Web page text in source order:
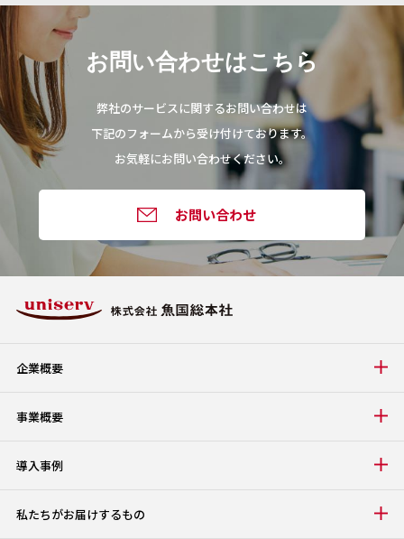
お問い合わせはこちら
弊社のサービスに関するお問い合わせは
下記のフォームから受け付けております。
お気軽にお問い合わせください。
お問い合わせ
企業概要
事業概要
導入事例
私たちがお届けするもの